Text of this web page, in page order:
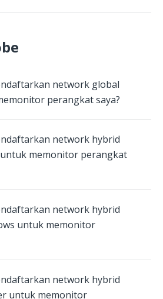
network global
perangkat saya?
network hybrid
memonitor perangkat
network hybrid
untuk memonitor
network hybrid
untuk memonitor